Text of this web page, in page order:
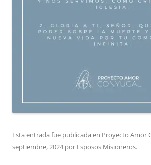
Esta entrada fue publicada en Proyecto Amor
septiembre, 2024por Esposos Misioneros.